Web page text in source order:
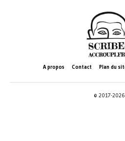
A propos Contact Plan du
© 2017-2026